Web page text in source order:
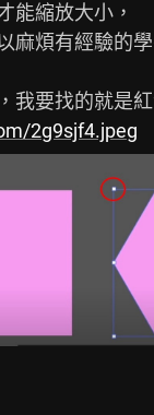
能縮放大小，
麻煩有經驗的
2g9sjf4.jpeg